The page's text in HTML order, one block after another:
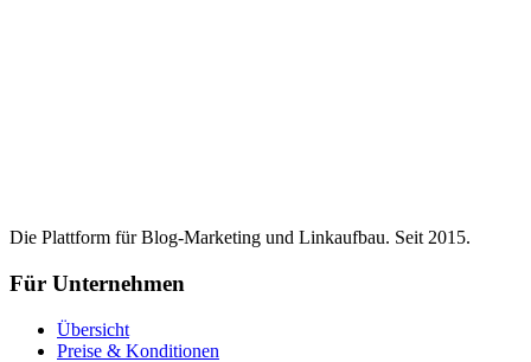
Die Plattform für Blog-Marketing und Linkaufbau. Seit 2015.
Für Unternehmen
Übersicht
Preise & Konditionen